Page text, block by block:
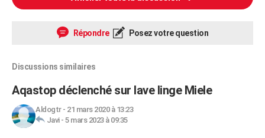
Répondre Posez votre question
Discussions similaires
Aqastop déclenché sur lave linge Miele
Aldogtr- 21 mars 2020 à 13:23
Javi- 5 mars 2023 à 09:35